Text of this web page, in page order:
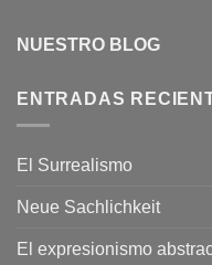
NUESTRO BLOG
ENTRADAS
El Surrealismo
Neue Sachlichkeit
El expresionismo